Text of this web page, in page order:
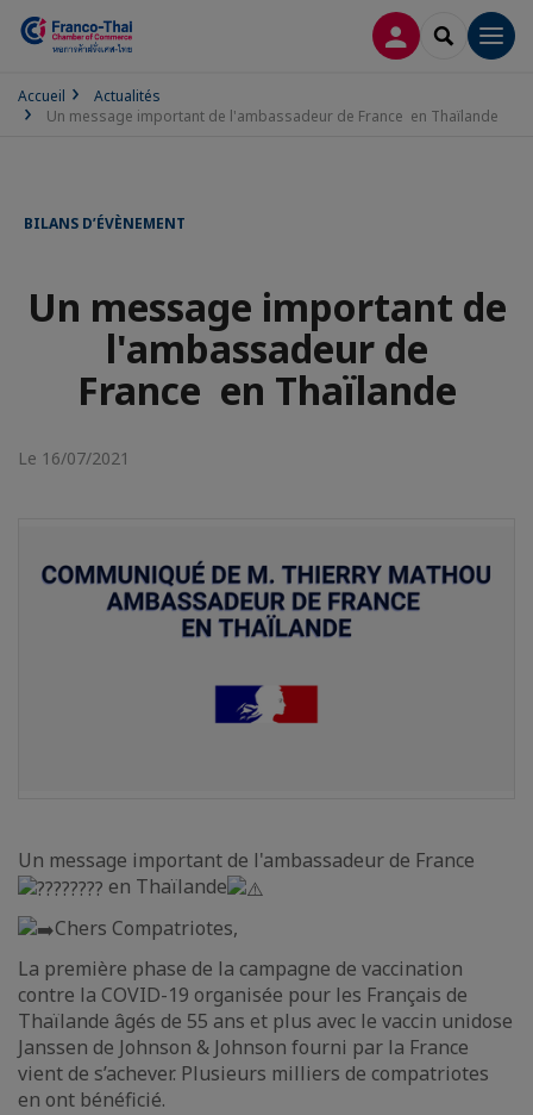
CONNEXION
Accueil
Actualités
Un message important de l'ambassadeur de France en Thaïlande
BILANS D’ÉVÈNEMENT
Un message important de
l'ambassadeur de
France en Thaïlande
Le 16/07/2021
Un message important de l'ambassadeur de France
en Thaïlande
Chers Compatriotes,
La première phase de la campagne de vaccination
contre la COVID-19 organisée pour les Français de
Thaïlande âgés de 55 ans et plus avec le vaccin unidose
Janssen de Johnson & Johnson fourni par la France
vient de s’achever. Plusieurs milliers de compatriotes
en ont bénéficié.